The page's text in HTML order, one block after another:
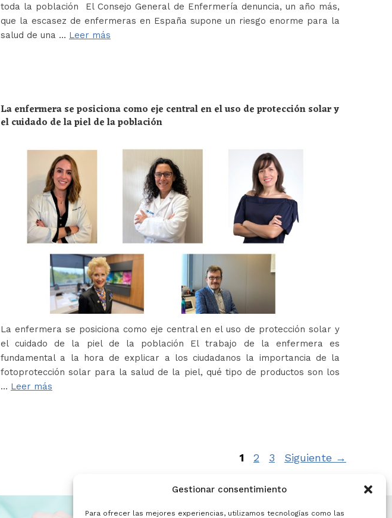
Gestionar consentimiento
Para ofrecer las mejores experiencias, utilizamos tecnologías como las
toda la población El Consejo General de Enfermería denuncia, un año más,
que la escasez de enfermeras en España supone un riesgo enorme para la
salud de una … Leer más
La enfermera se posiciona como eje central en el uso de protección solar y
el cuidado de la piel de la población
La enfermera se posiciona como eje central en el uso de protección solar y
el cuidado de la piel de la población El trabajo de la enfermera es
fundamental a la hora de explicar a los ciudadanos la importancia de la
fotoprotección solar para la salud de la piel, qué tipo de productos son los
… Leer más
Página
1 Página
2 Página
3 Siguiente →